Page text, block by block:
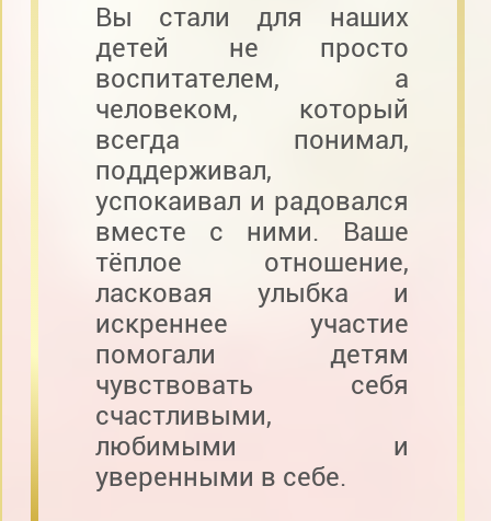
Вы стали для наших
детей не просто
воспитателем, а
человеком, который
всегда понимал,
поддерживал,
успокаивал и радовался
вместе с ними. Ваше
тёплое отношение,
ласковая улыбка и
искреннее участие
помогали детям
чувствовать себя
счастливыми,
любимыми и
уверенными в себе.